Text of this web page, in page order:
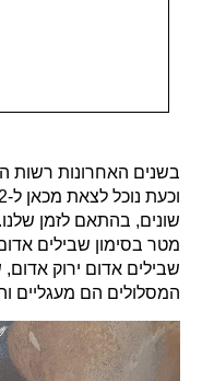
בשנים האחרונות רשות
שונים, בהתאם לזמן שלנו.
המסלולים הם מעגליים